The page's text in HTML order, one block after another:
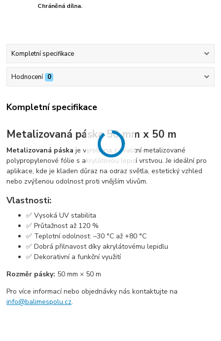
Chráněná dílna.
Kompletní specifikace
Hodnocení 0
Kompletní specifikace
Metalizovaná páska 50 mm x 50 m
Metalizovaná páska je vyrobena z kvalitní metalizované
polypropylenové fólie s akrylátovou lepicí vrstvou. Je ideální pro
aplikace, kde je kladen důraz na odraz světla, estetický vzhled
nebo zvýšenou odolnost proti vnějším vlivům.
Vlastnosti:
✅ Vysoká UV stabilita
✅ Průtažnost až 120 %
✅ Teplotní odolnost: –30 °C až +80 °C
✅ Dobrá přilnavost díky akrylátovému lepidlu
✅ Dekorativní a funkční využití
Rozměr pásky: 50 mm × 50 m
Pro více informací nebo objednávky nás kontaktujte na
info@balimespolu.cz.